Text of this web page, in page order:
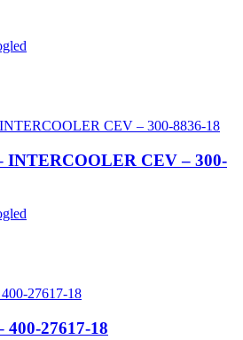
INTERCOOLER CEV – 300-
27617-18